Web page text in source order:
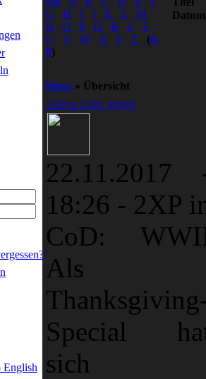
G
H I J K L
M
N
O P Q R S
T
U
V W X Y Z (0-
9)
Datum
News » Übersicht
2XP in CoD: WWII
22.11.2017
18:26 - 2XP
CoD:
Als
Special
sich